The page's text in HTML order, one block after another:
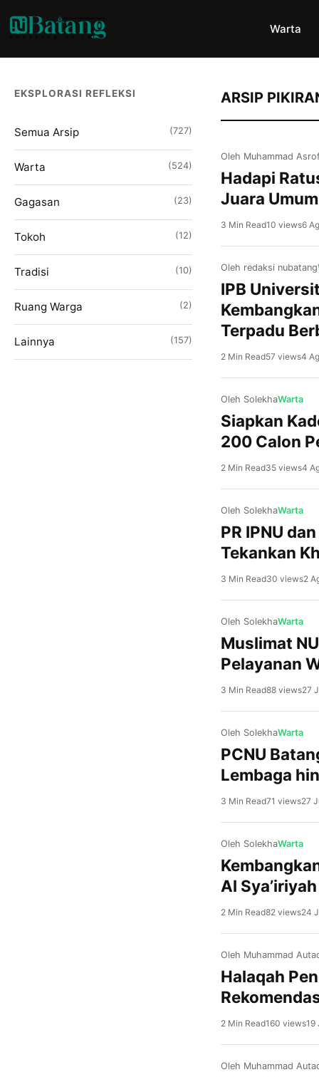
Warta
EKSPLORASI REFLEKSI
Semua Arsip (727)
Warta (524)
Gagasan (23)
Tokoh (12)
Tradisi (10)
Ruang Warga (2)
Lainnya (157)
ARSIP
Oleh Muhammad
Hadapi
Juara
3 Min Read10 views6
Oleh redaksi nubatang
IPB
Terpadu
2 Min Read57 views4
Oleh SolekhaWarta
Siapkan
200 Calon
2 Min Read35 views4
Oleh SolekhaWarta
PR IPNU
Tekankan
3 Min Read30 views2
Oleh SolekhaWarta
Muslimat
Pelayanan
3 Min Read88 views27
Oleh SolekhaWarta
PCNU
Lembaga
3 Min Read71 views27
Oleh SolekhaWarta
Al
2 Min Read82 views24
Oleh Muhammad
Halaqah
2 Min Read160 views19
Oleh Muhammad